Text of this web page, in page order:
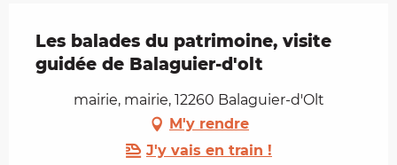
Les balades du patrimoine, visite
guidée de Balaguier-d'olt
mairie, mairie, 12260 Balaguier-d'Olt
M'y rendre
J'y vais en train !